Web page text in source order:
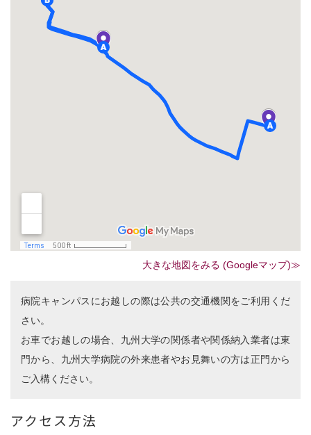
大きな地図をみる (Googleマップ)≫
病院キャンパスにお越しの際は公共の交通機関をご利用くだ
さい。
お車でお越しの場合、九州大学の関係者や関係納入業者は東
門から、九州大学病院の外来患者やお見舞いの方は正門から
ご入構ください。
アクセス方法